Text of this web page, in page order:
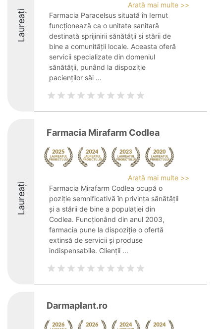
Laureați
Arată mai multe >>
Farmacia Paracelsus situată în Iernut
funcționează ca o unitate sanitară
destinată sprijinirii sănătății și stării de
bine a comunității locale. Aceasta oferă
servicii specializate din domeniul
sănătății, punând la dispoziție
pacienților săi ...
Laureați
Farmacia Mirafarm Codlea
Arată mai multe >>
Farmacia Mirafarm Codlea ocupă o
poziție semnificativă în privința sănătății
și a stării de bine a populației din
Codlea. Funcționând din anul 2003,
farmacia pune la dispoziție o ofertă
extinsă de servicii și produse
indispensabile. Clienții ...
Darmaplant.ro